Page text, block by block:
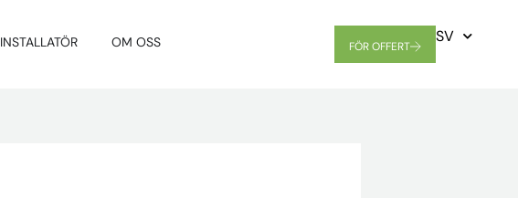
INSTALLATÖR OM OSS FÖR OFFERT
SV